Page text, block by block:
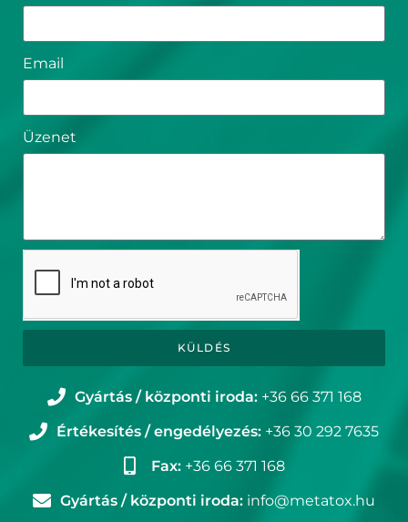
Email
Üzenet
KÜLDÉS
Gyártás / központi iroda:+36 66 371 168
Értékesítés / engedélyezés: +36 30 292 7635
Fax:+36 66 371 168
Gyártás / központi iroda: info@metatox.hu